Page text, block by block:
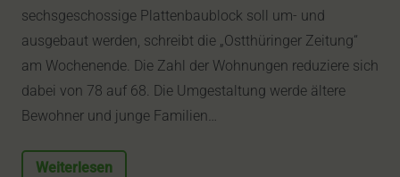
sechsgeschossige Plattenbaublock soll um- und
ausgebaut werden, schreibt die „Ostthüringer Zeitung“
am Wochenende. Die Zahl der Wohnungen reduziere sich
dabei von 78 auf 68. Die Umgestaltung werde ältere
Bewohner und junge Familien…
Weiterlesen